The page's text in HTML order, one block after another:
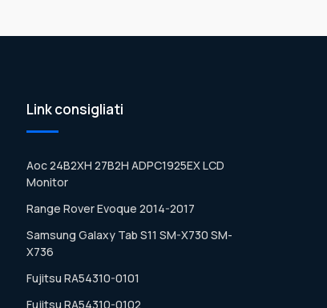
Link consigliati
Aoc 24B2XH 27B2H ADPC1925EX LCD
Monitor
Range Rover Evoque 2014-2017
Samsung Galaxy Tab S11 SM-X730 SM-
X736
Fujitsu RA54310-0101
Fujitsu RA54310-0102